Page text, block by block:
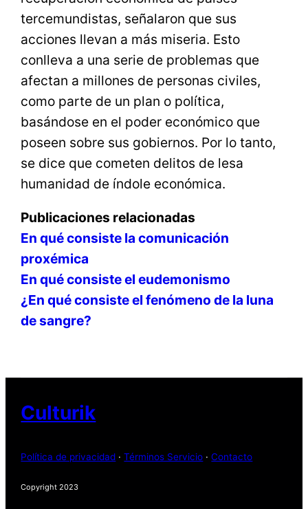
tercemundistas, señalaron que sus
acciones llevan a más miseria. Esto
conlleva a una serie de problemas que
afectan a millones de personas civiles,
como parte de un plan o política,
basándose en el poder económico que
poseen sobre sus gobiernos. Por lo tanto,
se dice que cometen delitos de lesa
humanidad de índole económica.
Publicaciones relacionadas
En qué consiste la comunicación
proxémica
En qué consiste el eudemonismo
¿En qué consiste el fenómeno de la luna
de sangre?
Culturik
Política de privacidad ·Términos Servicio ·Contacto
Copyright 2023